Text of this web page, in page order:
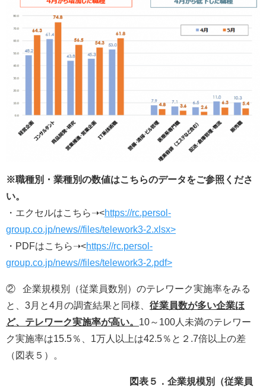
※職種別・業種別の数値はこちらのデータをご参照くださ
い。
・エクセルはこちら➝<https://rc.persol-
group.co.jp/news//files/telework3-2.xlsx>
・PDFはこちら➝<https://rc.persol-
group.co.jp/news//files/telework3-2.pdf>
② 企業規模別（従業員数別）のテレワーク実施率をみる
と、3月と4月の調査結果と同様、 従業員数が多い企業ほ
ど、テレワーク実施率が高い。 10～100人未満のテレワー
ク実施率は15.5％、1万人以上は42.5％と２.7倍以上の差
（図表５）。
図表５．企業規模別（従業員